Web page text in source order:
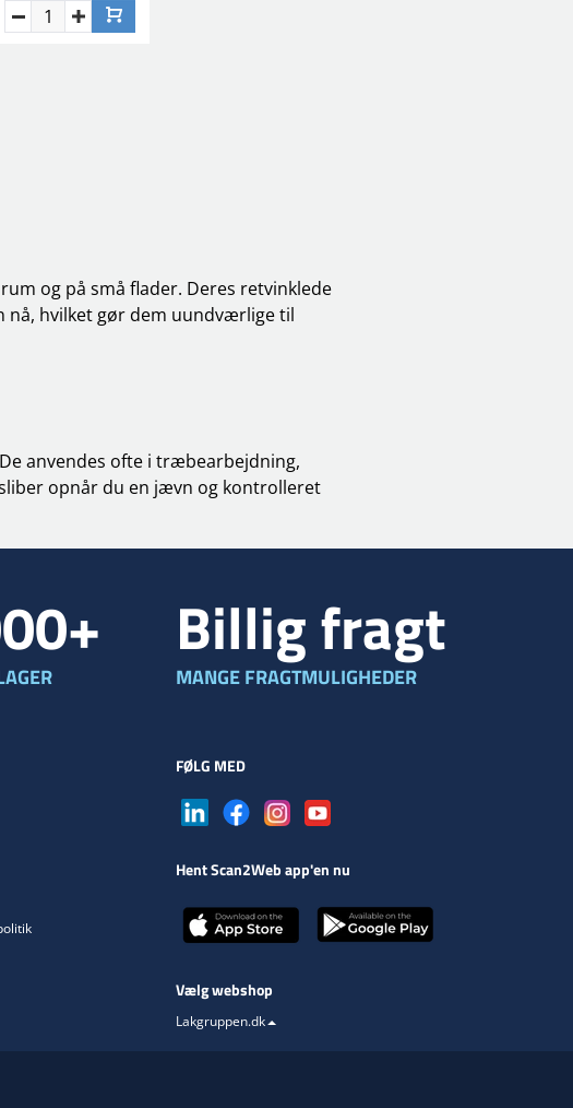
og på små flader. Deres retvinklede
nå, hvilket gør dem uundværlige til
anvendes ofte i træbearbejdning,
opnår du en jævn og kontrolleret
Billig fragt
MANGE FRAGTMULIGHEDER
FØLG MED
Hent Scan2Web app'en nu
Vælg webshop
Lakgruppen.dk